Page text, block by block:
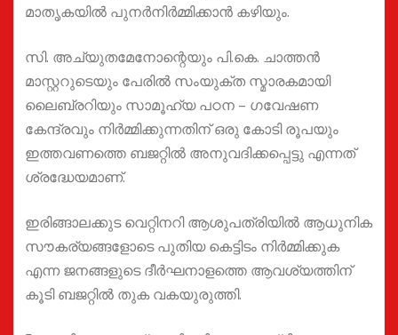
മാതൃകയിൽ പുനർനിർമ്മിക്കാൻ കഴിയും.
സി. അച്യുതമേനോന്റെയും പി.കെ. ചാത്തൻ
മാസ്റ്ററുടെയും പേരിൽ സംയുക്ത സ്മാരകമായി
ലൈബ്രറിയും സാമൂഹ്യ പഠന – ഗവേഷണ
കേന്ദ്രവും നിർമ്മിക്കുന്നതിന് ഒരു കോടി രൂപയും
ഇത്തവണത്തെ ബജറ്റിൽ അനുവദിക്കപ്പെട്ടു എന്നത്
ശ്രദ്ധേയമാണ്.
ഇരിങ്ങാലക്കുട വെറ്റിനറി ആശുപത്രിയിൽ ആധുനിക
സൗകര്യങ്ങളോടെ പുതിയ കെട്ടിടം നിർമ്മിക്കുക
എന്ന ജനങ്ങളുടെ ദീർഘനാളത്തെ ആവശ്യത്തിന്
കൂടി ബജറ്റിൽ തുക വകയുരുത്തി.